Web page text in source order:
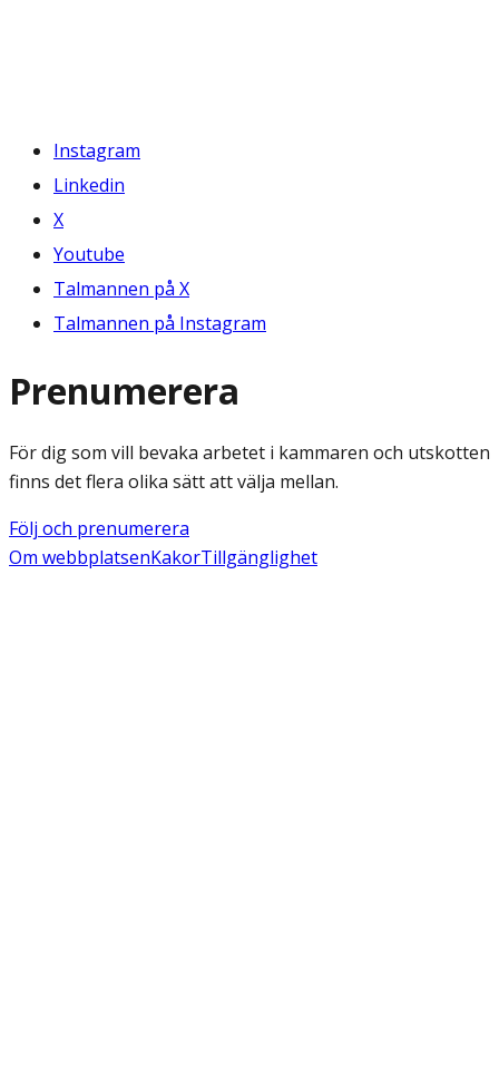
Instagram
Linkedin
X
Youtube
Talmannen på X
Talmannen på Instagram
Prenumerera
För dig som vill bevaka arbetet i kammaren och utskotten
finns det flera olika sätt att välja mellan.
Följ och prenumerera
Om webbplatsenKakorTillgänglighet